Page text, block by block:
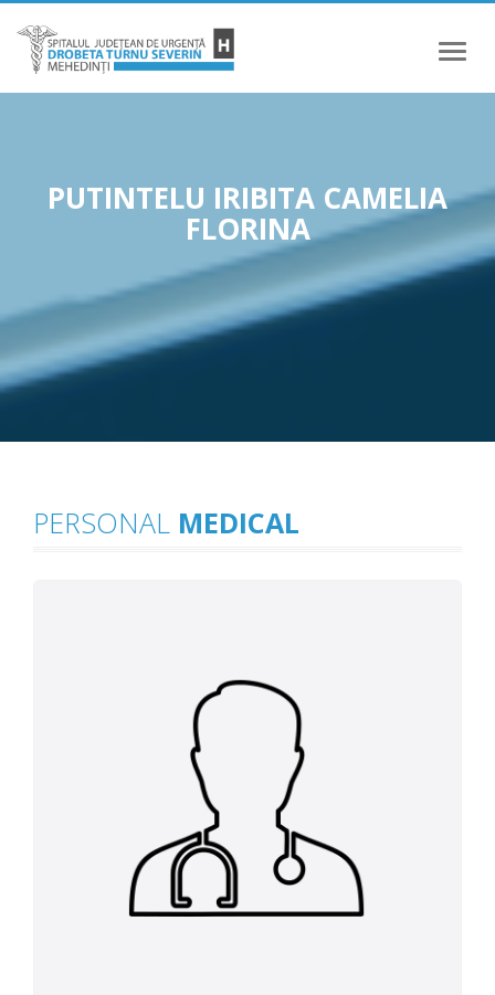
Meniu
PUTINTELU IRIBITA CAMELIA
FLORINA
PERSONAL MEDICAL